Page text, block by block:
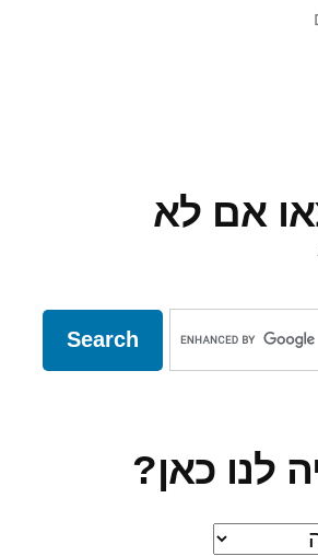
אם לא
לנו כאן?